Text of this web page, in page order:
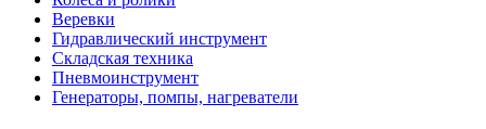
Веревки
Гидравлический инструмент
Складская техника
Пневмоинструмент
Генераторы, помпы, нагреватели